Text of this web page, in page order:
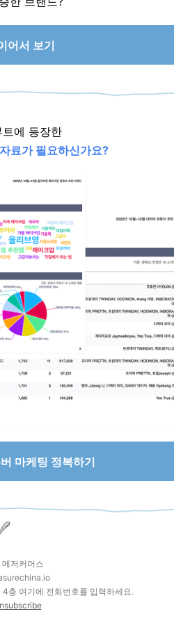
어서 보기
트에 등장한
료가 필요하신가요?
마케팅 정복하기
저커머스
층 여기에 전화번호를 입력하세요.